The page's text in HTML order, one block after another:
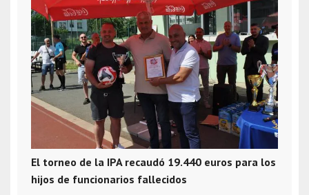
El torneo de la IPA recaudó 19.440 euros para los
hijos de funcionarios fallecidos